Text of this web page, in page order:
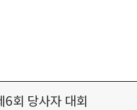
회 당사자 대회